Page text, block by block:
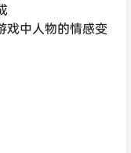
戏中人物的情感变